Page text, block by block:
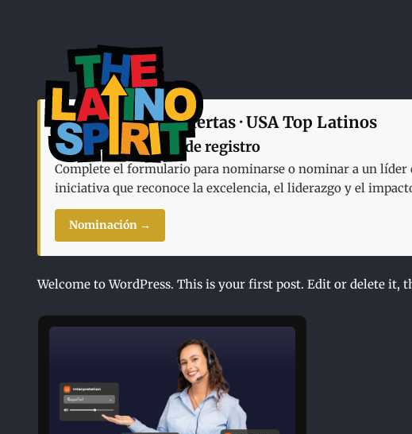
Nominaciones abiertas · USA Top Latinos
Formulario oficial de registro
Complete el formulario para nominarse o nominar a un líder
iniciativa que reconoce la excelencia, el liderazgo y el
Nominación →
Welcome to WordPress. This is your first post. Edit or delete it,